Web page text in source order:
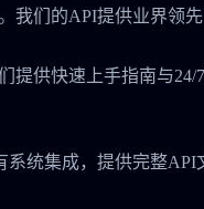
我们的API提供业界领先
提供快速上手指南与
系统集成，提供完整